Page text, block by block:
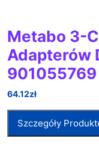
Metabo 3-
Adapterów
901055769
64.12zł
Szczegóły